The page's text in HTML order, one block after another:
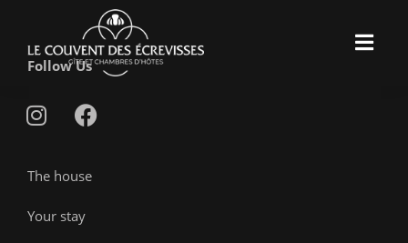
Follow Us
The house
Your stay